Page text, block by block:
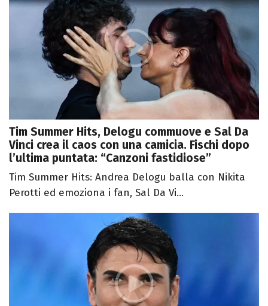
Tim Summer Hits, Delogu commuove e Sal Da
Vinci crea il caos con una camicia. Fischi dopo
l’ultima puntata: “Canzoni fastidiose”
Tim Summer Hits: Andrea Delogu balla con Nikita
Perotti ed emoziona i fan, Sal Da Vi...